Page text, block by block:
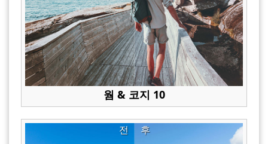
웜 & 코지 10
후
전